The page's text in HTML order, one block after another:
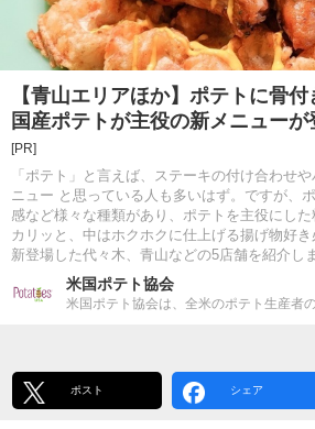
【青山エリアほか】ポテトに骨
国産ポテトが主役の新メニュー
[PR]
「ポテト」と言えば、ステーキの付け合わせ
ニュー と思っている人も多いはず。ですが、
感など様々な種類があり、ポテトを主役にし
カリッと、中はホクホクに仕上げる揚げ物好
新登場した代々木、青山などの5店舗を紹介しま
米国ポテト協会
米国ポテト協会は、全米のポテト生産者の
ポスト シェア